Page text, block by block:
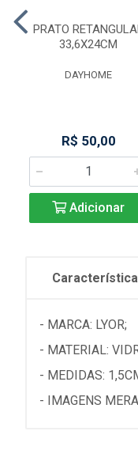
PRATO
33,6X24CM
DAYHOME
R$ 50,00
Adicionar
- MARCA: LYOR;
- MATERIAL:
- MEDIDAS:
- IMAGENS